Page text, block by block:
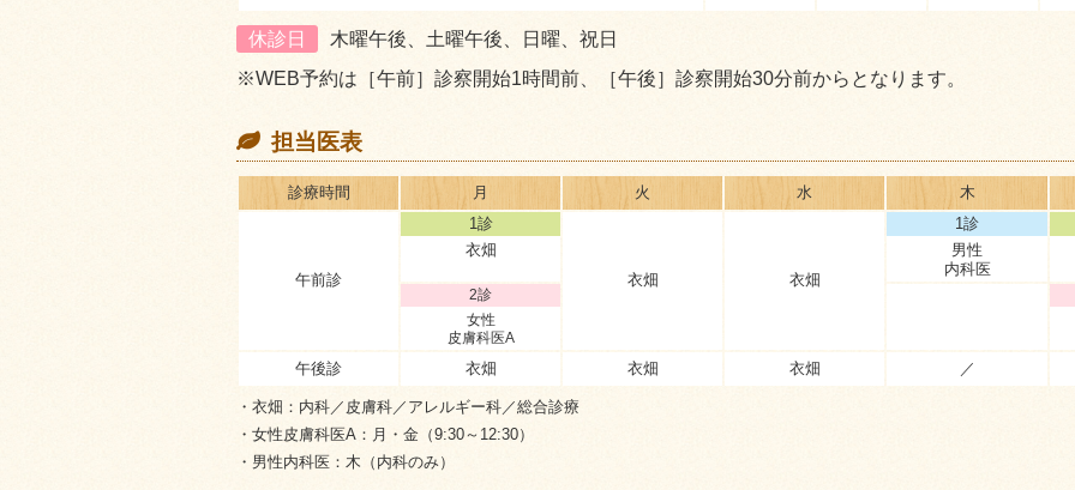
休診日
木曜午後、土曜午後、日曜、祝日
※WEB予約は［午前］診察開始1時間前、［午後］診察開始30分前からとなります。
担当医表
診療時間 月 火 水 木
午前診
1診
衣畑
衣畑
衣畑
1診
男性
内科医
2診
女性
皮膚科医A
午後診 衣畑 衣畑 衣畑 ／
・衣畑 ：内科／皮膚科／アレルギー科／総合診療
・女性皮膚科医A ：月・金（9:30～12:30）
・男性内科医 ：木（内科のみ）